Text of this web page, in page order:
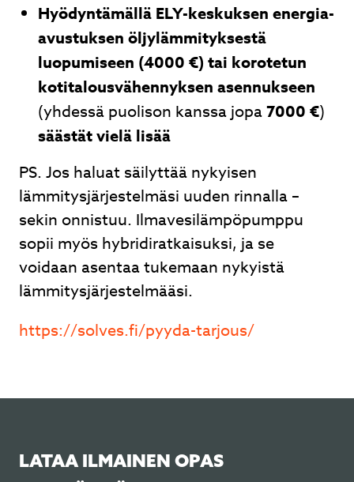
Hyödyntämällä ELY-keskuksen energia-
avustuksen öljylämmityksestä
luopumiseen (4000 €) tai korotetun
kotitalousvähennyksen asennukseen
(yhdessä puolison kanssa jopa7000 €)
säästät vielä lisää
PS. Jos haluat säilyttää nykyisen
lämmitysjärjestelmäsi uuden rinnalla –
sekin onnistuu. Ilmavesilämpöpumppu
sopii myös hybridiratkaisuksi, ja se
voidaan asentaa tukemaan nykyistä
lämmitysjärjestelmääsi.
https://solves.fi/pyyda-tarjous/
LATAA ILMAINEN OPAS